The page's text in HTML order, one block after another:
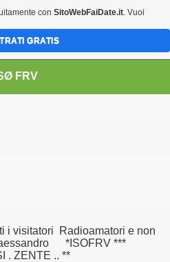
FRV
i visitatori Radioamatori e non
*ISOFRV ***
. ZENTE .. **
con SitoWebFaiDate.it. Vuoi
GRATIS